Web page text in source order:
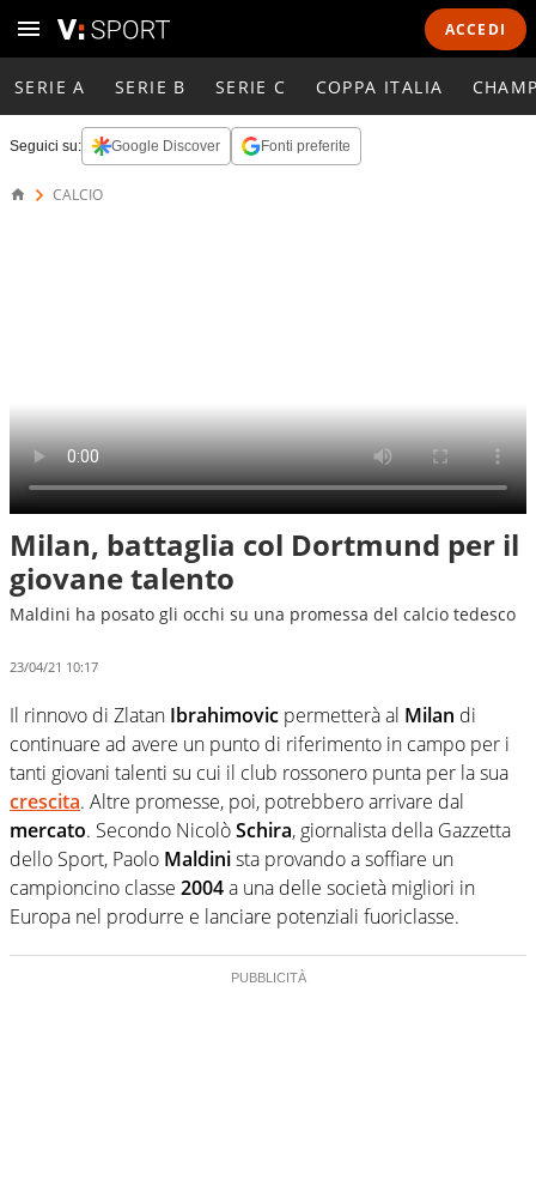
ACCEDI
SERIE A SERIE B SERIE C COPPA ITALIA
Seguici su: Google Discover Fonti preferite
CALCIO
Milan, battaglia col Dortmund per il
giovane talento
Maldini ha posato gli occhi su una promessa del calcio tedesco
23/04/21 10:17
Il rinnovo di Zlatan Ibrahimovic permetterà al Milan di
continuare ad avere un punto di riferimento in campo per i
tanti giovani talenti su cui il club rossonero punta per la sua
crescita. Altre promesse, poi, potrebbero arrivare dal
mercato. Secondo NicolòSchira, giornalista della Gazzetta
dello Sport, Paolo Maldinista provando a soffiare un
campioncino classe 2004a una delle società migliori in
Europa nel produrre e lanciare potenziali fuoriclasse.